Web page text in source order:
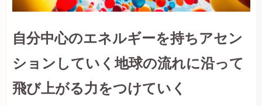
自分中心のエネルギーを持ちアセン
ションしていく地球の流れに沿って
飛び上がる力をつけていく